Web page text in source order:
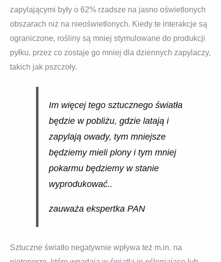
zapylającymi były o 62% rzadsze na jasno oświetlonych
obszarach niż na nieoświetlonych. Kiedy te interakcje są
ograniczone, rośliny są mniej stymulowane do produkcji
pyłku, przez co zostaje go mniej dla dziennych zapylaczy,
takich jak pszczoły.
Im więcej tego sztucznego światła
będzie w pobliżu, gdzie latają i
zapylają owady, tym mniejsze
będziemy mieli plony i tym mniej
pokarmu będziemy w stanie
wyprodukować..
zauważa ekspertka PAN
Sztuczne światło negatywnie wpływa też m.in. na